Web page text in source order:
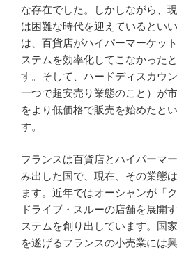
な存在でした。しかしながら、
は困難な時代を迎えているとい
は、百貨店がハイパーマーケッ
ステムを効率化してこなかった
す。そして、ハードディスカウ
一つで超安売り業態のこと）が
をより低価格で販売を始めたと
す。
フランスは百貨店とハイパーマ
み出した国で、現在、その業態
ます。近年ではオーシャンが「
ドライブ・スルーの店舗を展開
ステムを創り出しています。国
を遂げるフランスの小売業には